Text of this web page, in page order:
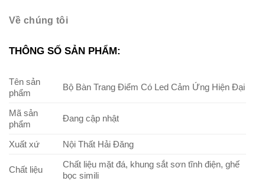
Về chúng tôi
THÔNG SỐ SẢN PHẨM:
Tên sản
phẩm
Bộ Bàn Trang Điểm Có Led Cảm Ứng Hiện Đại
Mã sản
phẩm
Đang cập nhật
Xuất xứ Nội Thất Hải Đăng
Chất liệu
Chất liệu mặt đá, khung sắt sơn tĩnh điện, ghế
bọc simili